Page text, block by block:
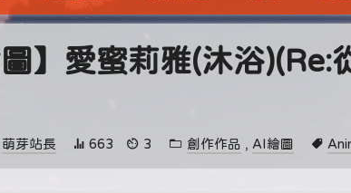
圖】愛蜜莉雅(沐浴
萌芽站長 663 3 創作作品 , AI繪圖